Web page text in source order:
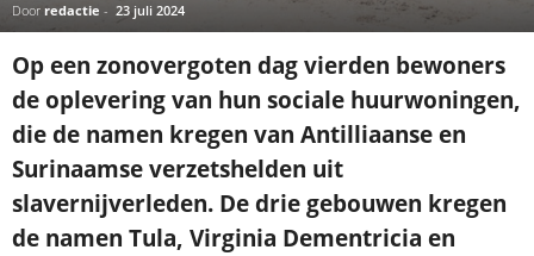
Door redactie - 23 juli 2024
Op een zonovergoten dag vierden bewoners
de oplevering van hun sociale huurwoningen,
die de namen kregen van Antilliaanse en
Surinaamse verzetshelden uit
slavernijverleden. De drie gebouwen kregen
de namen Tula, Virginia Dementricia en